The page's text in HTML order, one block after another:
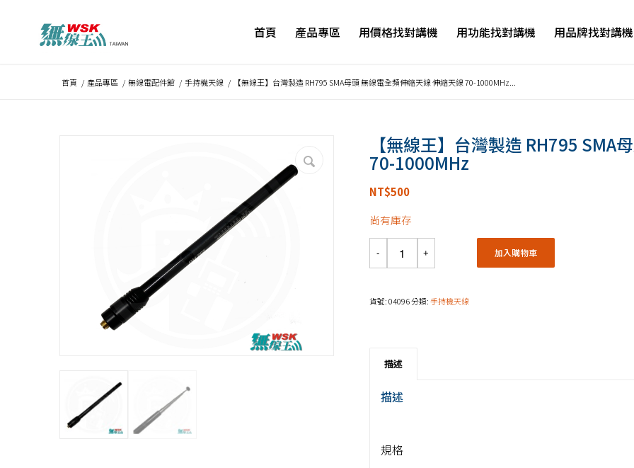
首頁 產品專區 用價格找對講機 用功能找對講機 用品牌找對講機
首頁 / 產品專區 / 無線電配件館 / 手持機天線 / 【無線王】台灣製造 RH795 SMA母頭 無線電全頻伸縮天線 伸縮天線 70-1000MHz...
【無線王】台灣製造 RH795 SMA
70-1000MHz
NT$500
尚有庫存
加入購物車
貨號:04096分類:手持機天線
描述
描述
規格